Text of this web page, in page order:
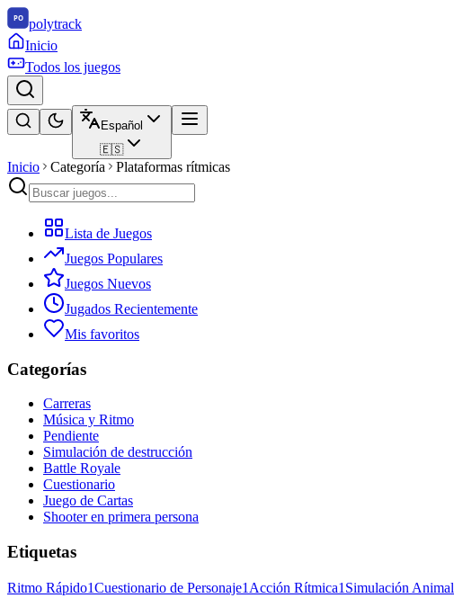
polytrack
Inicio
Todos los juegos
Español
🇪🇸
Inicio Categoría Plataformas rítmicas
Lista de Juegos
Juegos Populares
Juegos Nuevos
Jugados Recientemente
Mis favoritos
Categorías
Carreras
Música y Ritmo
Pendiente
Simulación de destrucción
Battle Royale
Cuestionario
Juego de Cartas
Shooter en primera persona
Etiquetas
Ritmo Rápido1Cuestionario de Personaje1 Acción Rítmica1 Simulación Animal